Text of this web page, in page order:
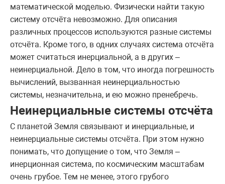
математической моделью. Физически найти такую
систему отсчёта невозможно. Для описания
различных процессов используются разные системы
отсчёта. Кроме того, в одних случаях система отсчёта
может считаться инерциальной, а в других –
неинерциальной. Дело в том, что иногда погрешность
вычислений, вызванная неинерциальностью
системы, незначительна, и ею можно пренебречь.
Неинерциальные системы отсчёта
С планетой Земля связывают и инерциальные, и
неинерциальные системы отсчёта. При этом нужно
понимать, что допущение о том, что Земля –
инерционная система, по космическим масштабам
очень грубое. Тем не менее, этого грубого